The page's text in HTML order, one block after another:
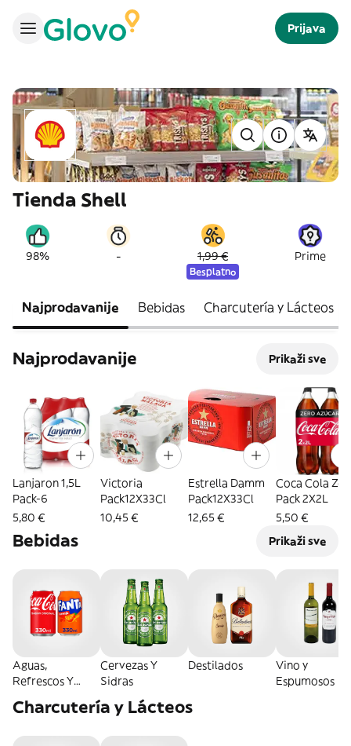
Prijava
Tienda Shell
98% - 1,99 €
Besplatno
Prime
Najprodavanije Bebidas Charcutería y Lácteos
Najprodavanije Prikaži sve
Lanjaron 1,5L
Pack-6
5,80 €
Victoria
Pack12X33Cl
10,45 €
Estrella Damm
Pack12X33Cl
12,65 €
Coca Cola
Pack 2X2L
5,50 €
Bebidas Prikaži sve
Aguas,
Refrescos Y
Cervezas Y
Sidras
Destilados
Vino y
Espumosos
Charcutería y Lácteos